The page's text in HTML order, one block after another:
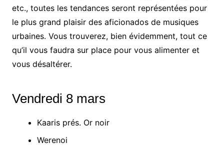
etc., toutes les tendances seront représentées pour
le plus grand plaisir des aficionados de musiques
urbaines. Vous trouverez, bien évidemment, tout ce
qu’il vous faudra sur place pour vous alimenter et
vous désaltérer.
Vendredi 8 mars
Kaaris prés. Or noir
Werenoi